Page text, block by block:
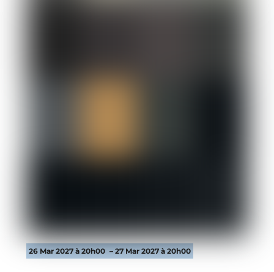
26 Mar 2027 à 20h00 – 27 Mar 2027 à 20h00